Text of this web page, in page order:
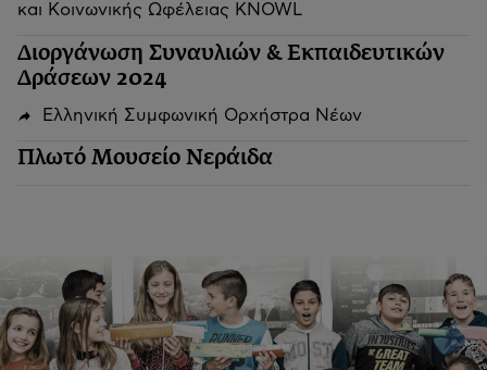
και Κοινωνικής Ωφέλειας KNOWL
Διοργάνωση Συναυλιών & Εκπαιδευτικών
Δράσεων 2024
Ελληνική Συμφωνική Ορχήστρα Νέων
Πλωτό Μουσείο Νεράιδα